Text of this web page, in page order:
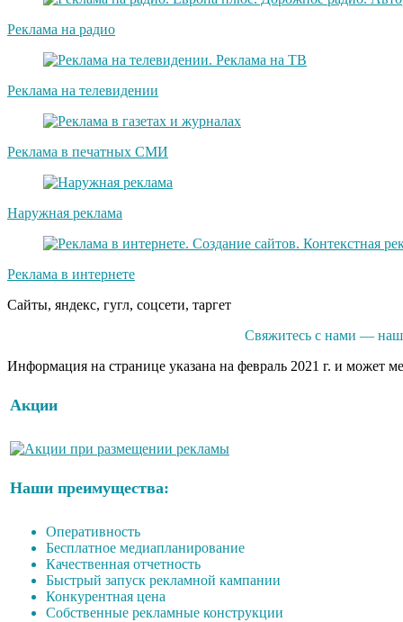
Реклама на радио
Реклама на телевидении
Реклама в печатных СМИ
Наружная реклама
Реклама в интернете
Сайты, яндекс, гугл, соцсети, таргет
Свяжитесь с нами —
Информация на странице указана на февраль 2021 г. и может
Акции
Наши преимущества:
Оперативность
Бесплатное медиапланирование
Качественная отчетность
Быстрый запуск рекламной кампании
Конкурентная цена
Собственные рекламные конструкции